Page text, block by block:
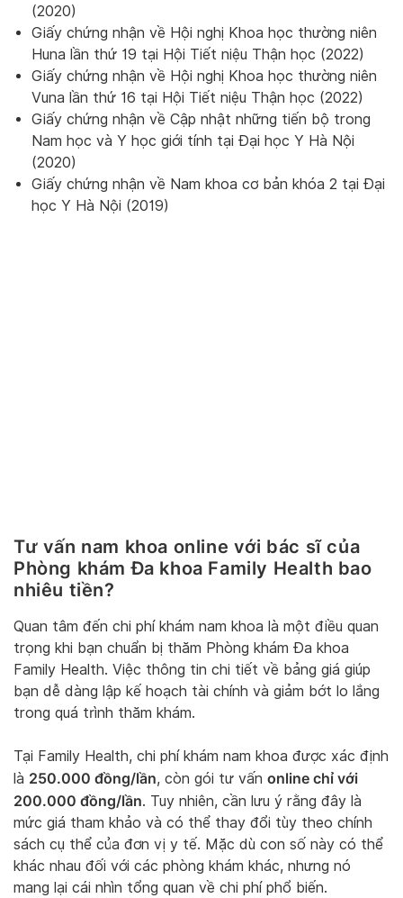
(2020)
Giấy chứng nhận về Hội nghị Khoa học thường niên
Huna lần thứ 19 tại Hội Tiết niệu Thận học (2022)
Giấy chứng nhận về Hội nghị Khoa học thường niên
Vuna lần thứ 16 tại Hội Tiết niệu Thận học (2022)
Giấy chứng nhận về Cập nhật những tiến bộ trong
Nam học và Y học giới tính tại Đại học Y Hà Nội
(2020)
Giấy chứng nhận về Nam khoa cơ bản khóa 2 tại Đại
học Y Hà Nội (2019)
Tư vấn nam khoa online với bác sĩ của
Phòng khám Đa khoa Family Health bao
nhiêu tiền?
Quan tâm đến chi phí khám nam khoa là một điều quan
trọng khi bạn chuẩn bị thăm Phòng khám Đa khoa
Family Health. Việc thông tin chi tiết về bảng giá giúp
bạn dễ dàng lập kế hoạch tài chính và giảm bớt lo lắng
trong quá trình thăm khám.
Tại Family Health, chi phí khám nam khoa được xác định
là 250.000 đồng/lần, còn gói tư vấn online chỉ với
200.000 đồng/lần. Tuy nhiên, cần lưu ý rằng đây là
mức giá tham khảo và có thể thay đổi tùy theo chính
sách cụ thể của đơn vị y tế. Mặc dù con số này có thể
khác nhau đối với các phòng khám khác, nhưng nó
mang lại cái nhìn tổng quan về chi phí phổ biến.